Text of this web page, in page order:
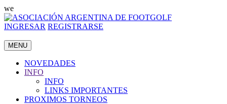
we
INGRESAR REGISTRARSE
MENU
NOVEDADES
INFO
INFO
LINKS IMPORTANTES
PROXIMOS TORNEOS